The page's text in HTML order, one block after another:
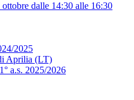
dalle 14:30 alle 16:30
2025
Aprilia (LT)
a.s. 2025/2026